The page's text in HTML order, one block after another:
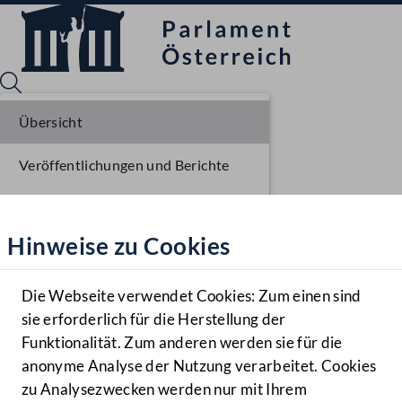
Hilfe
Benutzer
Navigationsmenü öffnen
MENÜ
Hinweise zu Cookies
Die Webseite verwendet Cookies: Zum einen sind
sie erforderlich für die Herstellung der
Funktionalität. Zum anderen werden sie für die
anonyme Analyse der Nutzung verarbeitet. Cookies
zu Analysezwecken werden nur mit Ihrem
Übersicht
Veröffentlichungen und Berichte
Parlamentarisches Verfahren